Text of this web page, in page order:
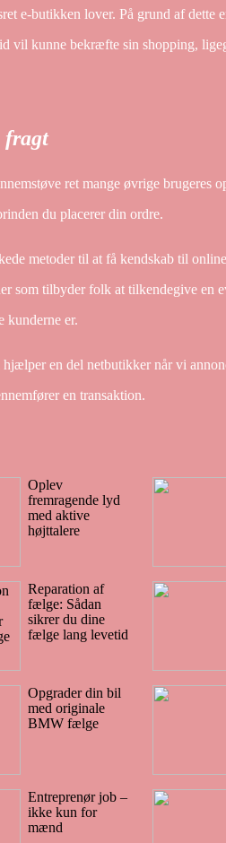
e-butikken lover. På grund af dette
vil kunne bekræfte sin shopping,
fragt
ret mange øvrige brugeres
du placerer din ordre.
metoder til at få kendskab til
som tilbyder folk at tilkendegive en
kunderne er.
en del netbutikker når vi
en transaktion.
Oplev
fremragende lyd
med aktive
højttalere
Reparation af
fælge: Sådan
sikrer du dine
fælge lang levetid
Opgrader din bil
med originale
BMW fælge
Entreprenør job –
ikke kun for
mænd